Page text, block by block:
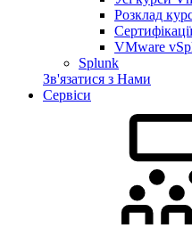
Розклад
Сертифікації
VMware
Splunk
Зв'язатися з Нами
Сервіси